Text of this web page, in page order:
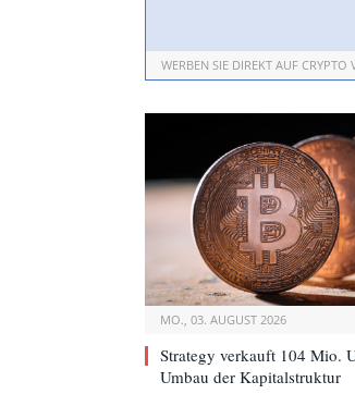
WERBEN SIE DIREKT AUF CRYPTO
MO., 03. AUGUST 2026
Strategy verkauft 104 Mio.
Umbau der Kapitalstruktur